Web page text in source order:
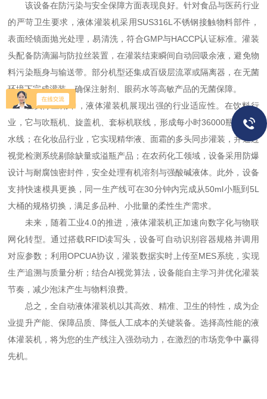
该设备在防污染与安全保障方面表现良好。针对食品与医药行业
的严苛卫生要求，液体灌装机采用SUS316L不锈钢接触物料部件，
表面经镜面抛光处理，易清洗，符合GMP与HACCP认证标准。灌装
头配备防滴漏与防拉丝装置，在灌装结束瞬间自动回吸余液，避免物
料污染瓶身与输送带。部分机型还集成百级层流罩或隔离器，在无菌
环境下完成灌装，确保注射剂、眼药水等高敏产品的无菌保障。
在实际应用中，液体灌装机展现出强的行业适应性。在饮料行
业，它与吹瓶机、旋盖机、套标机联线，形成每小时36000瓶的高速
水线；在化妆品行业，它实现精华液、面霜的多头同步灌装，并通过
视觉检测系统剔除缺量或溢瓶产品；在农药化工领域，设备采用防爆
设计与耐腐蚀密封件，安全处理有机溶剂与强酸碱液体。此外，设备
支持快速模具更换，同一生产线可在30分钟内完成从50ml小瓶到5L
大桶的规格切换，满足多品种、小批量的柔性生产需求。
未来，随着工业4.0的推进，液体灌装机正加速向数字化与物联
网化转型。通过搭载RFID读写头，设备可自动识别容器规格并调用
对应参数；利用OPCUA协议，灌装数据实时上传至MES系统，实现
生产追溯与质量分析；结合AI视觉算法，设备能自主学习并优化灌装
节奏，减少泡沫产生与物料浪费。
总之，全自动液体灌装机以其高效、精准、卫生的特性，成为企
业提升产能、保障品质、降低人工成本的关键装备。选择高性能的液
体灌装机，将为您的生产线注入强劲动力，在激烈的市场竞争中赢得
先机。